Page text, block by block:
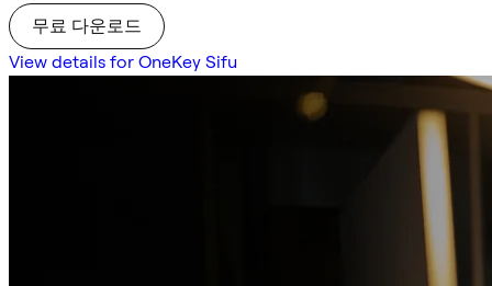
무료 다운로드
View details for OneKey Sifu